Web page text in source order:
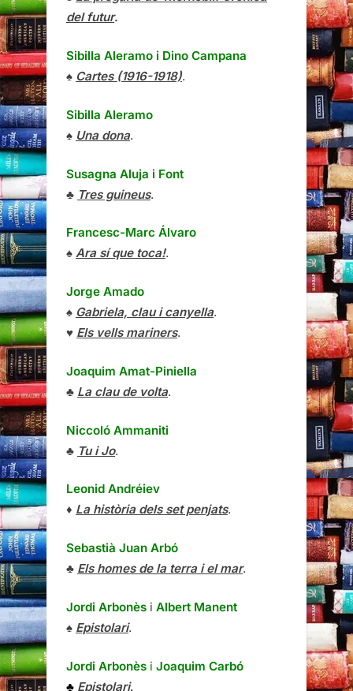
del futur.
Sibilla Aleramo i Dino Campana
♠ Cartes (1916-1918).
Sibilla Aleramo
♠ Una dona.
Susagna Aluja i Font
♣ Tres guineus.
Francesc-Marc Álvaro
♠ Ara sí que toca!.
Jorge Amado
♠ Gabriela, clau i canyella.
♥ Els vells mariners.
Joaquim Amat-Piniella
♣ La clau de volta.
Niccoló Ammaniti
♣ Tu i Jo.
Leonid Andréiev
♦ La història dels set penjats.
Sebastià Juan Arbó
♣ Els homes de la terra i el mar.
Jordi Arbonès i Albert Manent
♠ Epistolari.
Jordi Arbonès i Joaquim Carbó
♣ Epistolari.